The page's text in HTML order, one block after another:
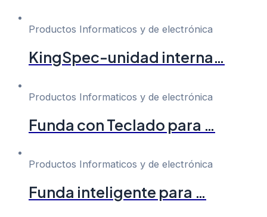
Productos Informaticos y de electrónica
KingSpec-unidad interna…
Productos Informaticos y de electrónica
Funda con Teclado para …
Productos Informaticos y de electrónica
Funda inteligente para …